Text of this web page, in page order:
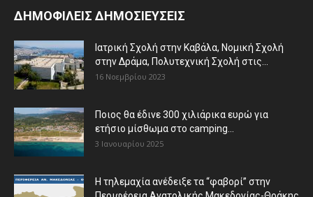
ΔΗΜΟΦΙΛΕΙΣ ΔΗΜΟΣΙΕΥΣΕΙΣ
Ιατρική Σχολή στην Καβάλα, Νομική Σχολή
στην Δράμα, Πολυτεχνική Σχολή στις...
16 Νοεμβρίου 2023
Ποιος θα έδινε 300 χιλιάρικα ευρώ για
ετήσιο μίσθωμα στο camping...
3 Ιανουαρίου 2025
Η τηλεμαχία ανέδειξε τα “φαβορί” στην